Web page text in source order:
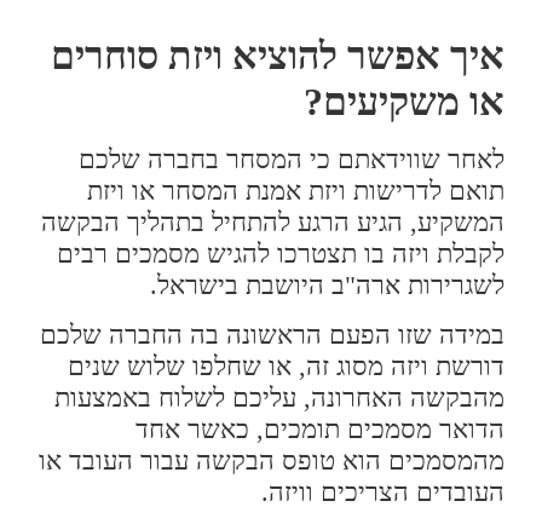
איך אפשר להוציא ויזת סוחרים
או משקיעים?
לאחר שווידאתם כי המסחר בחברה שלכם
תואם לדרישות ויזת אמנת המסחר או ויזת
המשקיע, הגיע הרגע להתחיל בתהליך הבקשה
לקבלת ויזה בו תצטרכו להגיש מסמכים רבים
לשגרירות ארה"ב היושבת בישראל.
במידה שזו הפעם הראשונה בה החברה שלכם
דורשת ויזה מסוג זה, או שחלפו שלוש שנים
מהבקשה האחרונה, עליכם לשלוח באמצעות
הדואר מסמכים תומכים, כאשר אחד
מהמסמכים הוא טופס הבקשה עבור העובד או
העובדים הצריכים וויזה.